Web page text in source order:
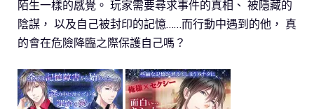
陌生一樣的感覺。 玩家需要尋求事件的真相、 被隱藏的
陰謀， 以及自己被封印的記憶……而行動中遇到的他， 真
的會在危險降臨之際保護自己嗎？